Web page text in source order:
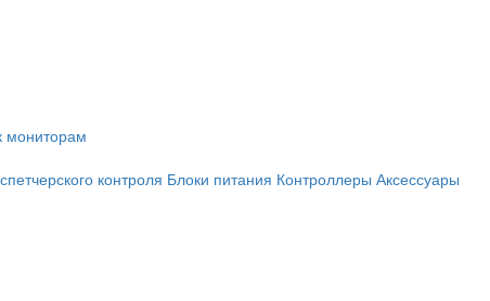
мониторам
контроля Блоки питания Контроллеры Аксессуары